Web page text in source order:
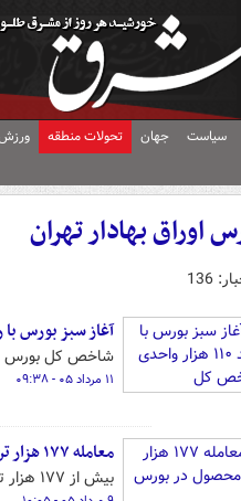
سیاست جهان تحولات منطقه
اوراق بهادار تهران
136
آغاز سبز بورس با رشد ۱۱۰ هزار
شاخص کل بورس در ۱۵ دقیقه ابتدایی معاملات امروز با رشد بیش از ۱۱۰ هزار
۱۱ مرداد ۰۵ - ۰۹:۳۸
معامله ۱۷۷ هزار تن محصول در بورس کالا
بیش از ۱۷۷ هزار تن محصول و کالا در آخرین روز معاملاتی هفته در بورس کالا معامله شد.